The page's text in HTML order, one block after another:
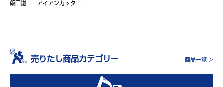
飯田鐵工 アイアンカッター
売りたし商品カテゴリー 商品一覧 >